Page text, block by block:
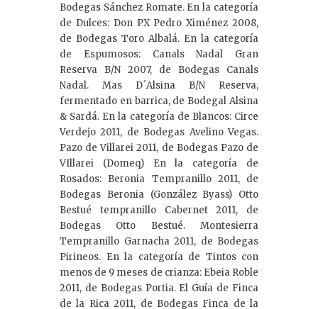
Bodegas Sánchez Romate. En la categoría
de Dulces: Don PX Pedro Ximénez 2008,
de Bodegas Toro Albalá. En la categoría
de Espumosos: Canals Nadal Gran
Reserva B/N 2007, de Bodegas Canals
Nadal. Mas D´Alsina B/N Reserva,
fermentado en barrica, de Bodegal Alsina
& Sardá. En la categoría de Blancos: Circe
Verdejo 2011, de Bodegas Avelino Vegas.
Pazo de Villarei 2011, de Bodegas Pazo de
VIllarei (Domeq) En la categoría de
Rosados: Beronia Tempranillo 2011, de
Bodegas Beronia (González Byass) Otto
Bestué tempranillo Cabernet 2011, de
Bodegas Otto Bestué. Montesierra
Tempranillo Garnacha 2011, de Bodegas
Pirineos. En la categoría de Tintos con
menos de 9 meses de crianza: Ebeia Roble
2011, de Bodegas Portia. El Guía de Finca
de la Rica 2011, de Bodegas Finca de la